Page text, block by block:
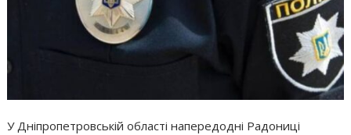
У Дніпропетровській області напередодні Радониці